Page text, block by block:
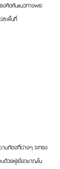
งคิดค้นแนวทางพระ
ละพื้นที่
ามท้องที่ต่างๆ จะทรง
ด้วยผู้เชี่ยวชาญใน